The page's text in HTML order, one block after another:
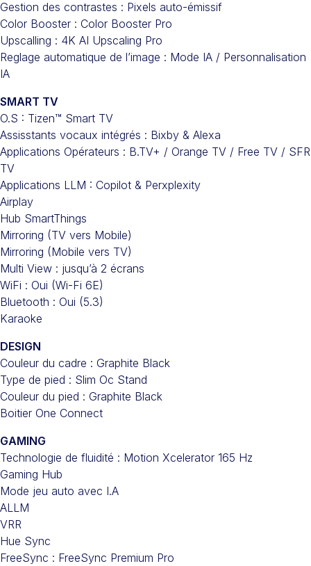
Gestion des contrastes : Pixels auto-émissif
Color Booster : Color Booster Pro
Upscalling : 4K AI Upscaling Pro
Reglage automatique de l’image : Mode IA / Personnalisation
IA
SMART TV
O.S : Tizen™ Smart TV
Assisstants vocaux intégrés : Bixby & Alexa
Applications Opérateurs : B.TV+ / Orange TV / Free TV / SFR
TV
Applications LLM : Copilot & Perxplexity
Airplay
Hub SmartThings
Mirroring (TV vers Mobile)
Mirroring (Mobile vers TV)
Multi View : jusqu’à 2 écrans
WiFi : Oui (Wi-Fi 6E)
Bluetooth : Oui (5.3)
Karaoke
DESIGN
Couleur du cadre : Graphite Black
Type de pied : Slim Oc Stand
Couleur du pied : Graphite Black
Boitier One Connect
GAMING
Technologie de fluidité : Motion Xcelerator 165 Hz
Gaming Hub
Mode jeu auto avec I.A
ALLM
VRR
Hue Sync
FreeSync : FreeSync Premium Pro